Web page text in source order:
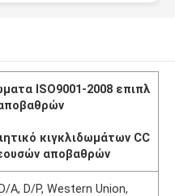
ISO9001-2008 επιπλ
κιγκλιδωμάτων CC
αποβαθρών
A, D/P, Western Union,